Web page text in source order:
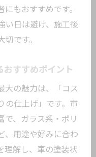
失敗例から学ぶ対
やる時に多い誤
単に避ける落と
もおすすめです。
い日は避け、施工後
です。
おすすめポイント
大の魅力は、「コス
の仕上げ」です。市
で、ガラス系・ポリ
、用途や好みに合わ
理解し、車の塗装状